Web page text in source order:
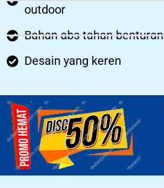
outdoor
Bahan abs tahan benturan
Desain yang keren